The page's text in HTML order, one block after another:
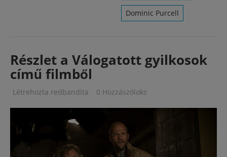
Dominic Purcell
Részlet a Válogatott gyilkosok
című filmből
Létrehozta redbandita 0 Hozzászóloks